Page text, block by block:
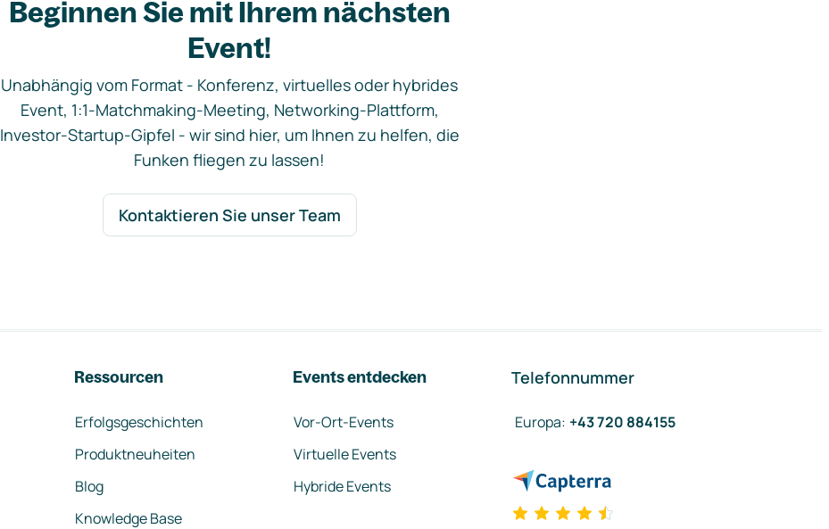
Beginnen Sie mit Ihrem nächsten
Event!
Unabhängig vom Format - Konferenz, virtuelles oder hybrides
Event, 1:1-Matchmaking-Meeting, Networking-Plattform,
Investor-Startup-Gipfel - wir sind hier, um Ihnen zu helfen, die
Funken fliegen zu lassen!
Kontaktieren Sie unser Team
Ressourcen
Erfolgsgeschichten
Produktneuheiten
Blog
Knowledge Base
Events entdecken
Vor-Ort-Events
Virtuelle Events
Hybride Events
Telefonnummer
Europa: +43 720 884155